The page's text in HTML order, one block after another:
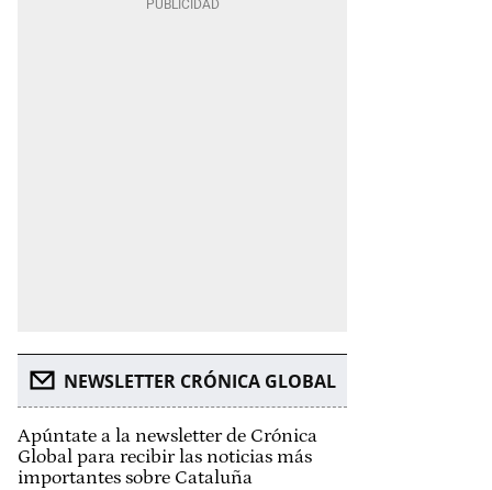
NEWSLETTER CRÓNICA GLOBAL
Apúntate a la newsletter de Crónica
Global para recibir las noticias más
importantes sobre Cataluña